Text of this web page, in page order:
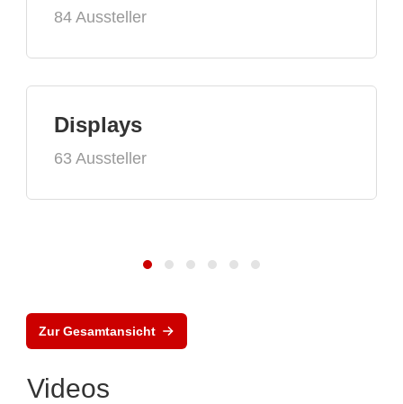
84 Aussteller
Displays
63 Aussteller
Zur Gesamtansicht
Videos